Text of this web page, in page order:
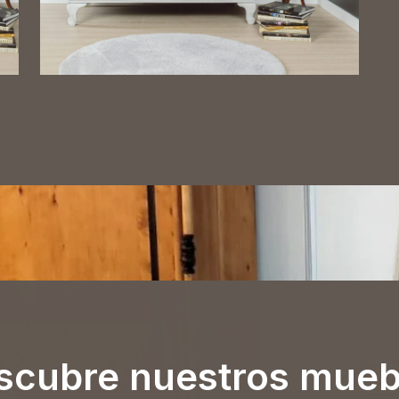
nuestros